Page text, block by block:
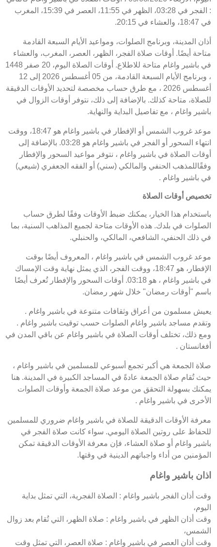
: الفجر في 03:28، الظهر في 11:55، العصر في 15:39، المغرب
في 18:47، والعشاء في 20:15.
أذان المدينة، وبرنامج الصلوات، ومواعيد الأيام السبعة القادمة
متاحة أيضًا. أوقات صلاة الفجر، الظهر، العصر، المغرب، والعشاء
في باشير واغام متاحة للاطلاع. أوقات الصلاة اليوم، 20 صفر 1448
، وبرنامج الأيام السبعة القادمة، من 05 أغسطس 2026 إلى 12
أغسطس 2026 ، مع طرق حساب مخصصة لتحديد الأوقات الدقيقة
للصلاة، متاحة كذلك. بالإضافة إلى ذلك، نتوفر أوقات الزوال في
باشير واغام ، مع تفاصيل البداية والنهاية.
موعد غروب الشمس أو الإفطار في باشير واغام هو 18:47، ووقت
انتهاء السحور أو الفجر في باشير واغام هو 03:28. بالإضافة إلى
أوقات الصلاة في باشير واغام ، نتوفر مواعيد السحور والإفطار
وفقًاللمذهب الحنفي والمالكي (سني) أو الفقه الجعفري (شيعي)
في باشير واغام .
تخصيص أوقات الصلاة
باستخدام هذا الخيار، يمكنك ضبط الأوقات وفقًا لطرق حساب
الصلوات في بلدك. هذه الأوقات متاحة لجميع المذاهب السنية، بما
في ذلك الحنفي، الشافعي، المالكي، والحنبلي.
موعد غروب الشمس في باشير واغام ، المعروف أيضًا بوقت
الإفطار، هو 18:47، ووقت الفجر، الذي يمثل نهاية وقت الإمساك
في باشير واغام ، هو 03:18. أوقات السحور والإفطار تُعرف أيضًا
باسم "أوقات رمضان" خلال شهر رمضان.
يعيش مسلمون من أعراق وثقافات متنوعة في باشير واغام .
وتقدم مساجد باشير واغام الصلوات حسب توقيت باشير واغام .
ومع ذلك، تختلف أوقات الصلاة في باشير واغام عن باقي المدن في
أفغانستان .
صلاة الجمعة هي أكبر تجمع أسبوعي للمسلمين في باشير واغام ،
حيث تُقام صلاة الجمعة عادةً في المساجد الكبيرة في المدينة. هنا
يمكنك بسهولة التحقق من موعد صلاة الجمعة وأوقات الصلوات
الأخرى في باشير واغام .
معرفة الأوقات الدقيقة للصلاة في باشير واغام ضروري للمسلمين
للحفاظ على روتين الصلاة اليومي. سواء كانت صلاة الفجر في
باشير واغام أو صلاة العشاء، فإن معرفة الأوقات الدقيقة تمكن
المؤمنين من أداء واجباتهم الدينية في وقتها.
اذان باشير واغام
وقت أذان الفجر باشير واغام : الصلاة الفجرية، التي تمثل بداية
اليوم،
وقت أذان الظهر في باشير واغام : صلاة الظهر، التي تُقام بعد زوال
الشمس،
وقت أذان العصر في باشير واغام : صلاة العصر، التي تمثل وقت